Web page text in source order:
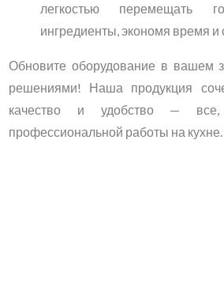
легкостью перемещать
ингредиенты, экономя время и
Обновите оборудование в вашем
решениями! Наша продукция
качество и удобство —
профессиональной работы на кухне.